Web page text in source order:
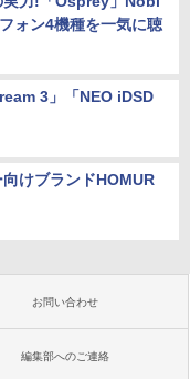
ォン4機種を一気に聴
3」「NEO iDSD
けブランドHOMUR
お問い合わせ
編集部へのご連絡